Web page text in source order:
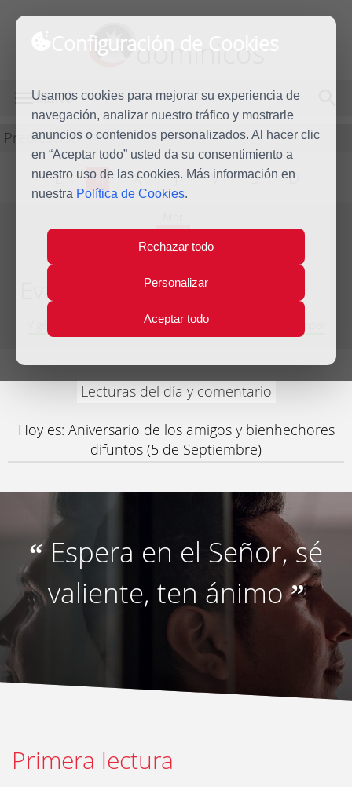
Configuración de Cookies
Usamos cookies para mejorar su experiencia de
navegación, analizar nuestro tráfico y mostrarle
anuncios o contenidos personalizados. Al hacer clic
en “Aceptar todo” usted da su consentimiento a
nuestro uso de las cookies. Más información en
nuestra Política de Cookies.
Rechazar todo
Personalizar
Aceptar todo
dominicos
MENÚ
Predicación
L M X J V S D
5
Sep
Evangelio del día
Vigésimo segunda Semana del Tiempo Ordinario - Año Impar
Lecturas del día y comentario
Hoy es: Aniversario de los amigos y bienhechores
difuntos (5 de Septiembre)
“ Espera en el Señor, sé
valiente, ten ánimo”
Primera lectura